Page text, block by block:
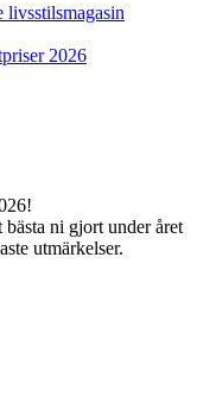
2026
ni gjort under året
utmärkelser.